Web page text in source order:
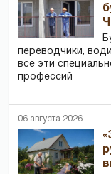
переводчики,
все эти
профессий
06 августа 2026